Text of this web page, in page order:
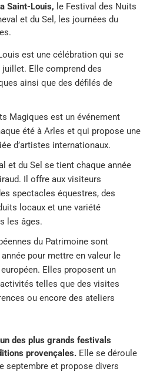
Saint-Louis, le Festival des Nuits
et du Sel, les journées du
est une célébration qui se
Elle comprend des
ainsi que des défilés de
Magiques est un événement
été à Arles et qui propose une
d’artistes internationaux.
et du Sel se tient chaque année
Il offre aux visiteurs
spectacles équestres, des
locaux et une variété
les âges.
du Patrimoine sont
pour mettre en valeur le
Elles proposent un
telles que des visites
ou encore des ateliers
des plus grands festivals
provençales. Elle se déroule
septembre et propose divers